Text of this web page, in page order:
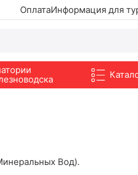
ОплатаИнформация для
Вод).